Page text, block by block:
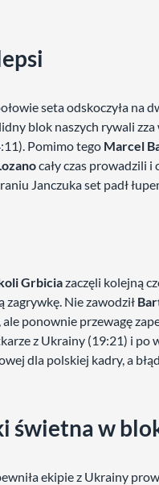
seta odskoczyła na
blok naszych rywali
Pomimo tego Marcel
cały czas prowadzili
Janczuka set padł
Grbiciazaczęli kolejną
Nie zawodził
ponownie przewagę
z Ukrainy (19:21) i
dla polskiej kadry, a
świetna w
ekipie z Ukrainy